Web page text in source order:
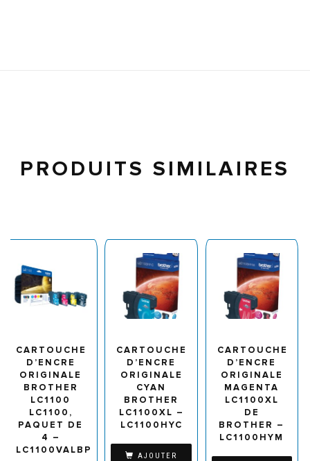
PRODUITS SIMILAIRES
CARTOUCHE
D’ENCRE
ORIGINALE
BROTHER
LC1100
LC1100,
PAQUET DE
4 –
LC1100VALBP
CARTOUCHE
D’ENCRE
ORIGINALE
CYAN
BROTHER
LC1100XL –
LC1100HYC
AJOUTER
CARTOUCHE
D’ENCRE
ORIGINALE
MAGENTA
LC1100XL
DE
BROTHER –
LC1100HYM